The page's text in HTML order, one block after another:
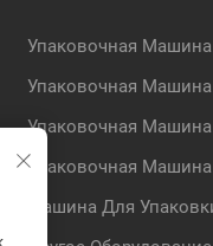
Упаковочная
Упаковочная
Упаковочная
Упаковочная
Машина Для